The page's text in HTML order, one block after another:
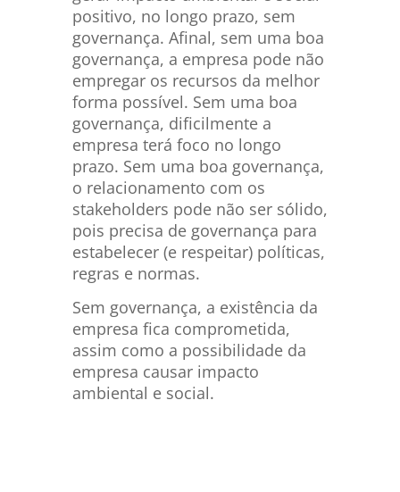
positivo, no longo prazo, sem
governança. Afinal, sem uma boa
governança, a empresa pode não
empregar os recursos da melhor
forma possível. Sem uma boa
governança, dificilmente a
empresa terá foco no longo
prazo. Sem uma boa governança,
o relacionamento com os
stakeholders pode não ser sólido,
pois precisa de governança para
estabelecer (e respeitar) políticas,
regras e normas.
Sem governança, a existência da
empresa fica comprometida,
assim como a possibilidade da
empresa causar impacto
ambiental e social.